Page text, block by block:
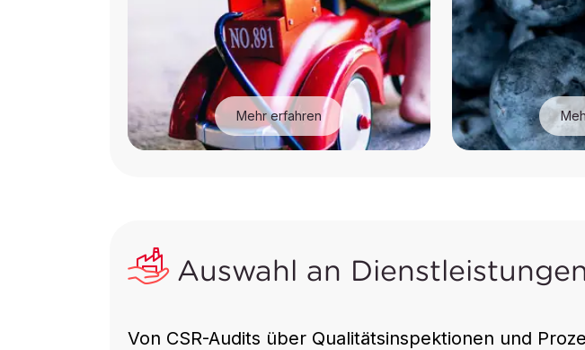
Mehr erfahren
Auswahl an
Von CSR-Audits über Qualitätsinspektionen und